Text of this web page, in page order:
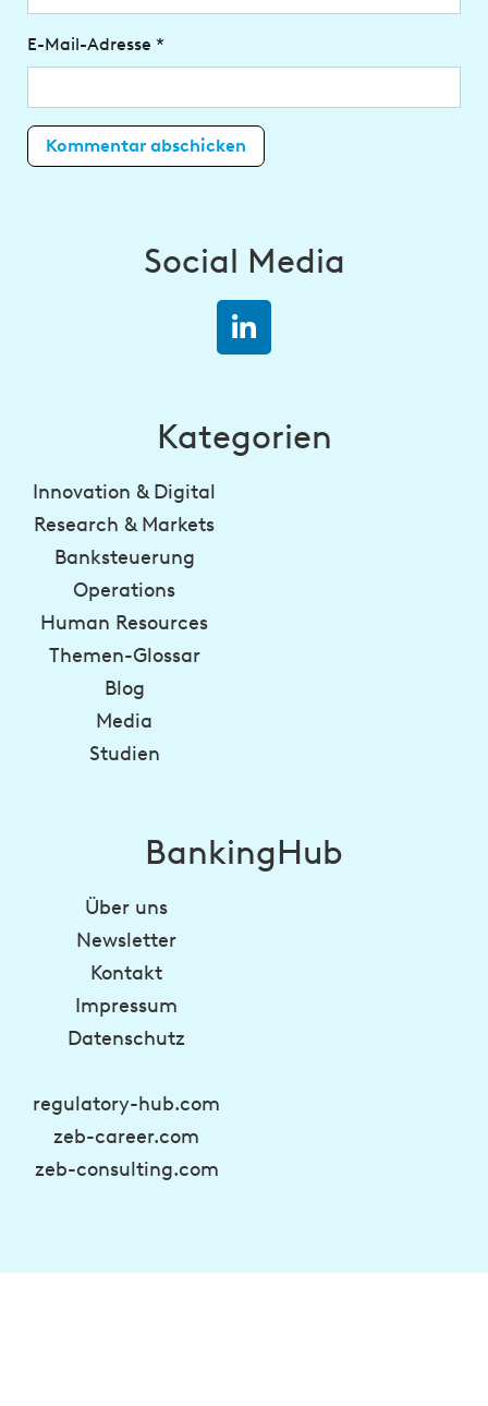
E-Mail-Adresse *
Social Media
Kategorien
Innovation & Digital
Research & Markets
Banksteuerung
Operations
Human Resources
Themen-Glossar
Blog
Media
Studien
BankingHub
Über uns
Newsletter
Kontakt
Impressum
Datenschutz
regulatory-hub.com
zeb-career.com
zeb-consulting.com